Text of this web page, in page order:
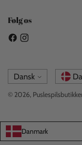
Følg os
Sprog
Dansk Valuta
© 2026,
Danmark